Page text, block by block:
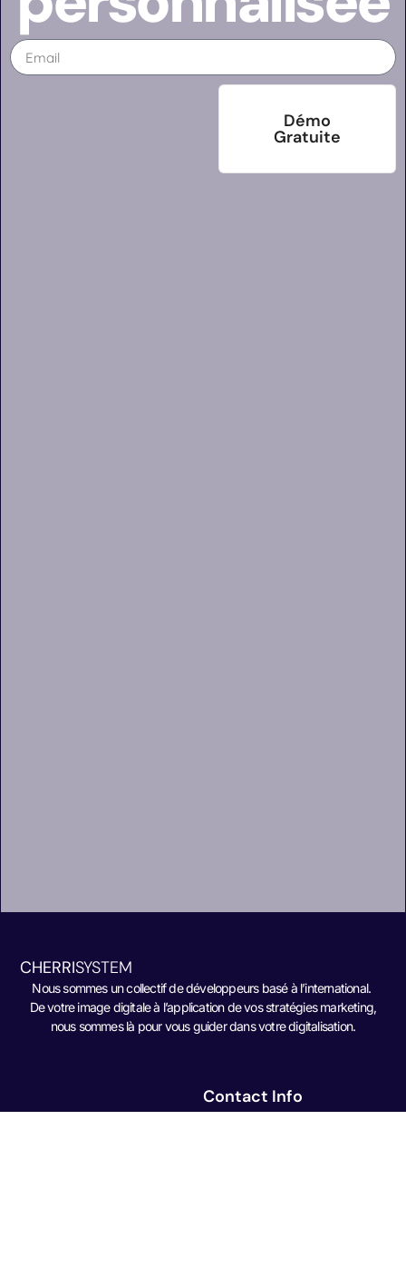
Démo
Gratuite
CHERRISYSTEM
Nous sommes un collectif de développeurs basé à l’international.
De votre image digitale à l’application de vos stratégies marketing,
nous sommes là pour vous guider dans votre digitalisation.
Contact Info
Montpellier